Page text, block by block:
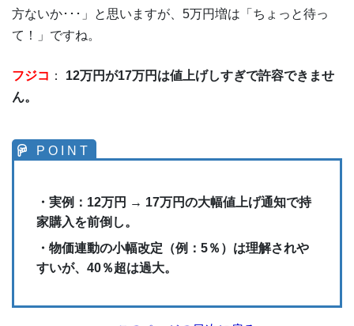
方ないか･･･」と思いますが、5万円増は「ちょっと待っ
て！」ですね。
フジコ ： 12万円が17万円は値上げしすぎで許容できませ
ん。
・実例：12万円 → 17万円の大幅値上げ通知で持
家購入を前倒し。
・物価連動の小幅改定（例：5％）は理解されや
すいが、40％超は過大。